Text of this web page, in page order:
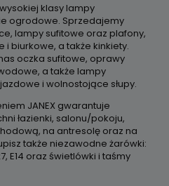
klasy lampy
ogrodowe. Sprzedajemy
lampy sufitowe oraz plafony,
biurkowe, a także kinkiety.
oczka sufitowe, oprawy
a także lampy
i wolnostojące słupy.
JANEX gwarantuje
łazienki, salonu/pokoju,
na antresolę oraz na
także niezawodne żarówki:
E14 oraz świetlówki i taśmy